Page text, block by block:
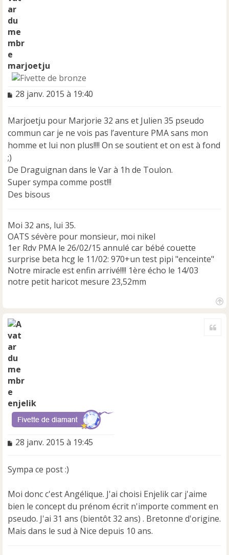
marjoetju
M
s
a
g
e
o
n
l
u
28 janv. 2015 à 19:40
Marjoetju pour Marjorie 32 ans et Julien 35 pseudo
commun car je ne vois pas l’aventure PMA sans mon
homme et lui non plus!!!! On se soutient et on est à fond
;)
De Draguignan dans le Var à 1h de Toulon.
Super sympa comme post!!!
Des bisous
Moi 32 ans, lui 35.
OATS sévère pour monsieur, moi nikel
1er Rdv PMA le 26/02/15 annulé car bébé couette
surprise beta hcg le 11/02: 970+un test pipi "enceinte"
Notre miracle est enfin arrivé!!!! 1ère écho le 14/03
notre petit haricot mesure 23,52mm
enjelik
M
s
g
e
n
o
n
28 janv. 2015 à 19:45
Sympa ce post :)
Moi donc c'est Angélique. J'ai choisi Enjelik car j'aime
bien le concept du prénom écrit n'importe comment en
pseudo. J'ai 31 ans (bientôt 32 ans) . Bretonne d'origine.
Mais dans le sud à Nice depuis 10 ans.